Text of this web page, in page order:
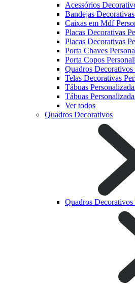
Acessórios
Bandejas
Caixas em Mdf
Placas Decorativas
Placas Decorativas
Porta Chaves
Porta Copos
Quadros Decorativos
Telas Decorativas
Tábuas
Tábuas
Ver todos
Quadros Decorativos
Quadros Decorativos